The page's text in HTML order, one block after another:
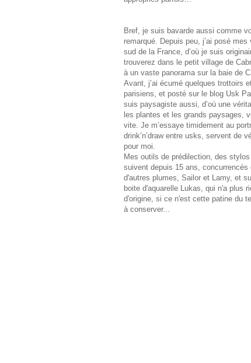
Bref, je suis bavarde aussi comme
remarqué. Depuis peu, j’ai posé
sud de la France, d’où je suis
trouverez dans le petit village de
à un vaste panorama sur la baie de
Avant, j’ai écumé quelques trottoirs
parisiens, et posté sur le blog Usk
suis paysagiste aussi, d’où une
les plantes et les grands paysages,
vite. Je m’essaye timidement au
drink’n’draw entre usks, servent de
pour moi.
Mes outils de prédilection, des
suivent depuis 15 ans, concurrencés
d'autres plumes, Sailor et Lamy, et
boite d'aquarelle Lukas, qui n'a plus
d'origine, si ce n'est cette patine du
à conserver...